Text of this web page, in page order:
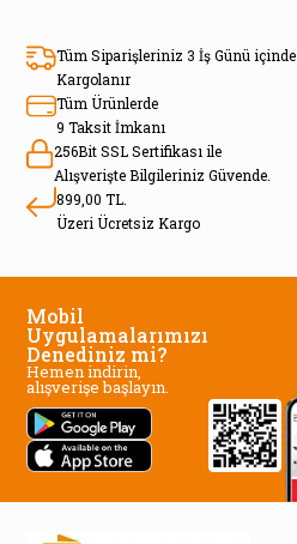
Tüm Siparişleriniz 3 İş Günü içinde
Kargolanır
Tüm Ürünlerde
9 Taksit İmkanı
256Bit SSL Sertifikası ile
Alışverişte Bilgileriniz Güvende.
899,00 TL.
Üzeri Ücretsiz Kargo
Mobil
Uygulamalarımızı
Denediniz mi?
Hemen indirin,
alışverişe başlayın.